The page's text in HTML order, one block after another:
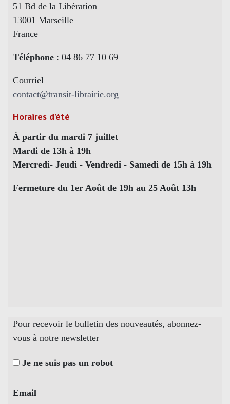
51 Bd de la Libération
13001 Marseille
France
Téléphone : 04 86 77 10 69
Courriel
contact@transit-librairie.org
Horaires d’été
À partir du mardi 7 juillet
Mardi de 13h à 19h
Mercredi- Jeudi - Vendredi - Samedi de 15h à 19h
Fermeture du 1er Août de 19h au 25 Août 13h
Pour recevoir le bulletin des nouveautés, abonnez-
vous à notre newsletter
Je ne suis pas un robot
Email